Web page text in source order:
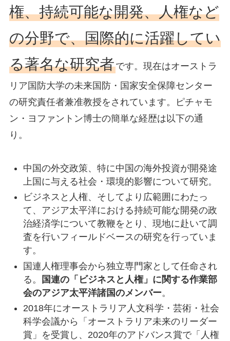
権、持続可能な開発、人権など
の分野で、国際的に活躍してい
る著名な研究者です。現在はオーストラ
リア国防大学の未来国防・国家安全保障センター
の研究責任者兼准教授をされています。ピチャモ
ン・ヨファントン博士の簡単な経歴は以下の通
り。
中国の外交政策、特に中国の海外投資が開発途
上国に与える社会・環境的影響について研究。
ビジネスと人権、そしてより広範囲にわたっ
て、アジア太平洋における持続可能な開発の政
治経済学について教鞭をとり、現地に赴いて調
査を行いフィールドベースの研究を行っていま
す。
国連人権理事会から独立専門家として任命され
る。
国連の「ビジネスと人権」に関する作業部
会のアジア太平洋諸国のメンバー。
2018年にオーストラリア人文科学・芸術・社会
科学会議から「オーストラリア未来のリーダー
賞」を受賞し、2020年のアドバンス賞で「人権